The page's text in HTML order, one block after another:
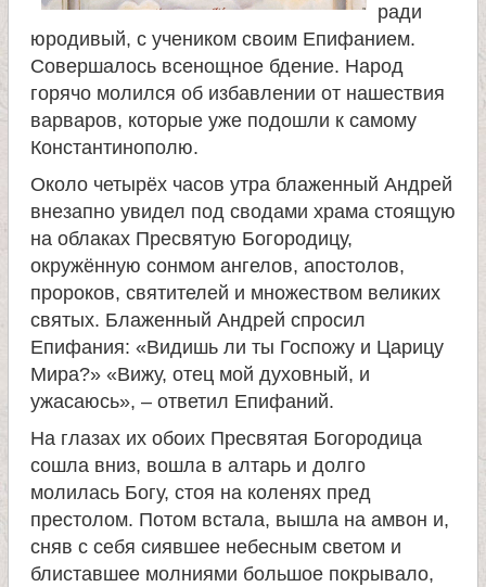
и
ц
л
и
л
я
П
ради
юродивый, с учеником своим Епифанием.
Совершалось всенощное бдение. Народ
горячо молился об избавлении от нашествия
варваров, которые уже подошли к самому
Константинополю.
Около четырёх часов утра блаженный Андрей
внезапно увидел под сводами храма стоящую
на облаках Пресвятую Богородицу,
окружённую сонмом ангелов, апостолов,
пророков, святителей и множеством великих
святых. Блаженный Андрей спросил
Епифания: «Видишь ли ты Госпожу и Царицу
Мира?» «Вижу, отец мой духовный, и
ужасаюсь», – ответил Епифаний.
На глазах их обоих Пресвятая Богородица
сошла вниз, вошла в алтарь и долго
молилась Богу, стоя на коленях пред
престолом. Потом встала, вышла на амвон и,
сняв с себя сиявшее небесным светом и
блиставшее молниями большое покрывало,